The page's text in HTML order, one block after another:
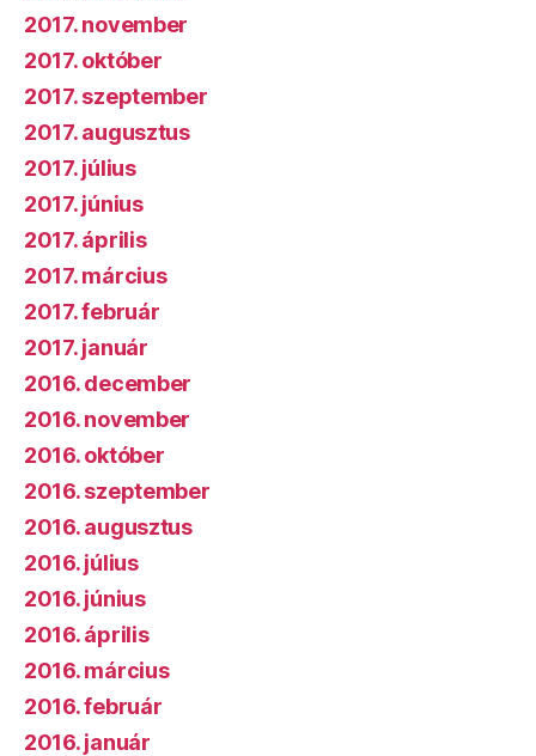
2017. november
2017. október
2017. szeptember
2017. augusztus
2017. július
2017. június
2017. április
2017. március
2017. február
2017. január
2016. december
2016. november
2016. október
2016. szeptember
2016. augusztus
2016. július
2016. június
2016. április
2016. március
2016. február
2016. január